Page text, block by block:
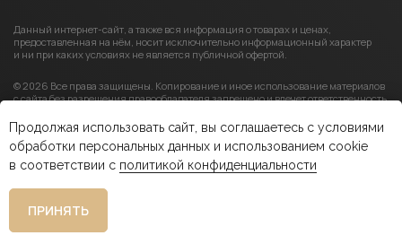
Продолжая использовать сайт, вы соглашаетесь с условиями
обработки персональных данных и использованием cookie
в соответствии с политикой конфиденциальности
ПРИНЯТЬ